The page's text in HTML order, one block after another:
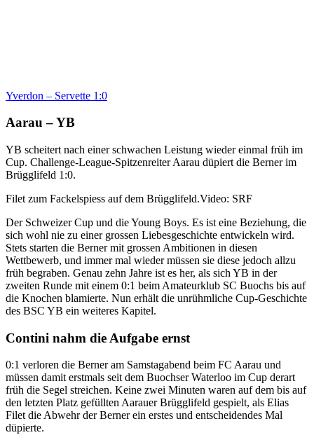
Yverdon – Servette 1:0
Aarau – YB
YB scheitert nach einer schwachen Leistung wieder einmal früh im
Cup. Challenge-League-Spitzenreiter Aarau düpiert die Berner im
Brügglifeld 1:0.
Filet zum Fackelspiess auf dem Brügglifeld.Video: SRF
Der Schweizer Cup und die Young Boys. Es ist eine Beziehung, die
sich wohl nie zu einer grossen Liebesgeschichte entwickeln wird.
Stets starten die Berner mit grossen Ambitionen in diesen
Wettbewerb, und immer mal wieder müssen sie diese jedoch allzu
früh begraben. Genau zehn Jahre ist es her, als sich YB in der
zweiten Runde mit einem 0:1 beim Amateurklub SC Buochs bis auf
die Knochen blamierte. Nun erhält die unrühmliche Cup-Geschichte
des BSC YB ein weiteres Kapitel.
Contini nahm die Aufgabe ernst
0:1 verloren die Berner am Samstagabend beim FC Aarau und
müssen damit erstmals seit dem Buochser Waterloo im Cup derart
früh die Segel streichen. Keine zwei Minuten waren auf dem bis auf
den letzten Platz gefüllten Aarauer Brügglifeld gespielt, als Elias
Filet die Abwehr der Berner ein erstes und entscheidendes Mal
düpierte.